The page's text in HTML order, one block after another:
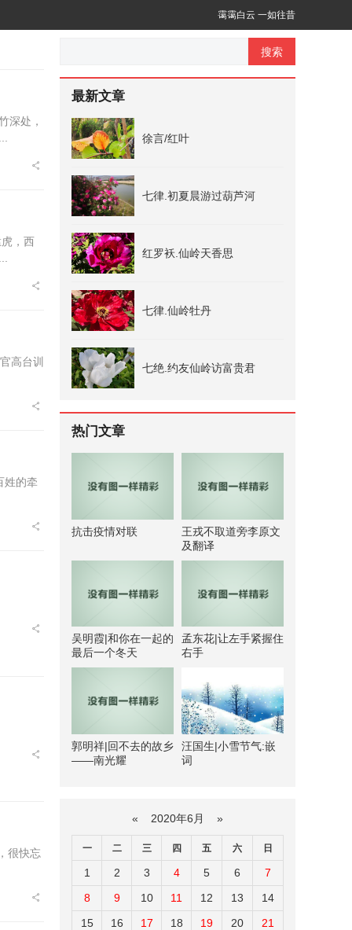
霭霭白云 一如往昔
深处，
，西
高台训
姓的牵
很快忘
搜索
最新文章
徐言/红叶
七律.初夏晨游过葫芦河
红罗袄.仙岭天香思
七律.仙岭牡丹
七绝.约友仙岭访富贵君
热门文章
抗击疫情对联
王戎不取道旁李原文
及翻译
吴明霞|和你在一起的
最后一个冬天
孟东花|让左手紧握住
右手
郭明祥|回不去的故乡
——南光耀
汪国生|小雪节气:嵌
词
« 2020年6月 »
一 二 三 四 五 六 日
1 2 3 4 5 6
7
8
9 10 11 12 13
14
15
16 17 18 19 20
21